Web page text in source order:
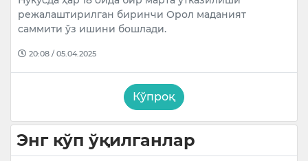
режалаштирилган биринчи Орол маданият
саммити ўз ишини бошлади.
20:08 / 05.04.2025
Кўпроқ
Энг кўп ўқилганлар